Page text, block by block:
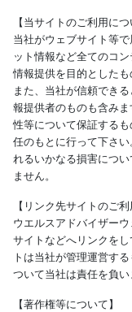
【当サイトのご利用につ
当社がウェブサイト等
ット情報など全てのコ
情報提供を目的としたも
また、当社が信頼でき
報提供者のものも含み
性等について保証する
任のもとに行って下さ
れるいかなる損害につ
ません。
【リンク先サイトのご利
ウエルスアドバイザー
サイトなどへリンクを
トは当社が管理運営す
ついて当社は責任を負い
【著作権等について】